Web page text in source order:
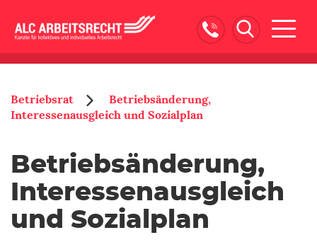
Betriebsrat
Betriebsänderung,
Interessenausgleich und Sozialplan
Betriebsänderung,
Interessenausgleich
und Sozialplan